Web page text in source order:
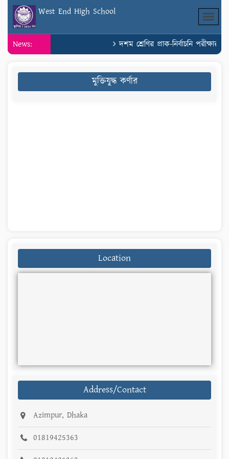
West End High School
News: দশম শ্রেণির প্রাক-নির্বাচনি পরীক্ষার
মুক্তিযুদ্ধ কর্ণার
Location
Address/Contact
Azimpur, Dhaka
01819425363